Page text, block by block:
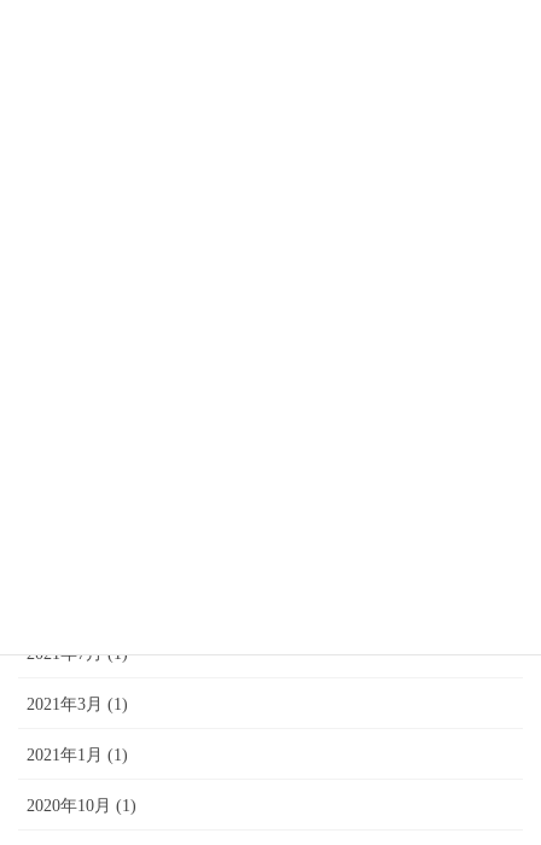
2021年7月 (1)
2021年3月 (1)
2021年1月 (1)
2020年10月 (1)